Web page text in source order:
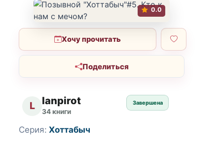
0.0
Хочу прочитать
Поделиться
L lanpirot
34 книги
Завершена
Серия: Хоттабыч